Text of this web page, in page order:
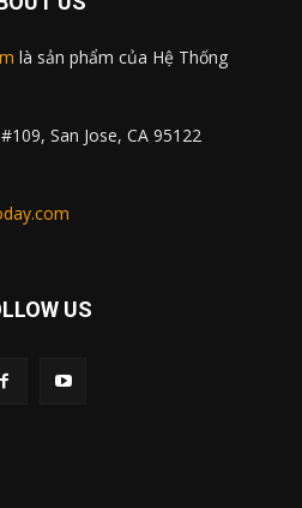
là sản phẩm của Hệ Thống
San Jose, CA 95122
US